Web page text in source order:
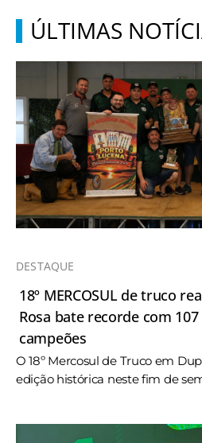
ÚLTIMAS
DESTAQUE
18º MERCOSUL de truco
Rosa bate recorde com
campeões
O 18º Mercosul de Truco em
edição histórica neste fim de